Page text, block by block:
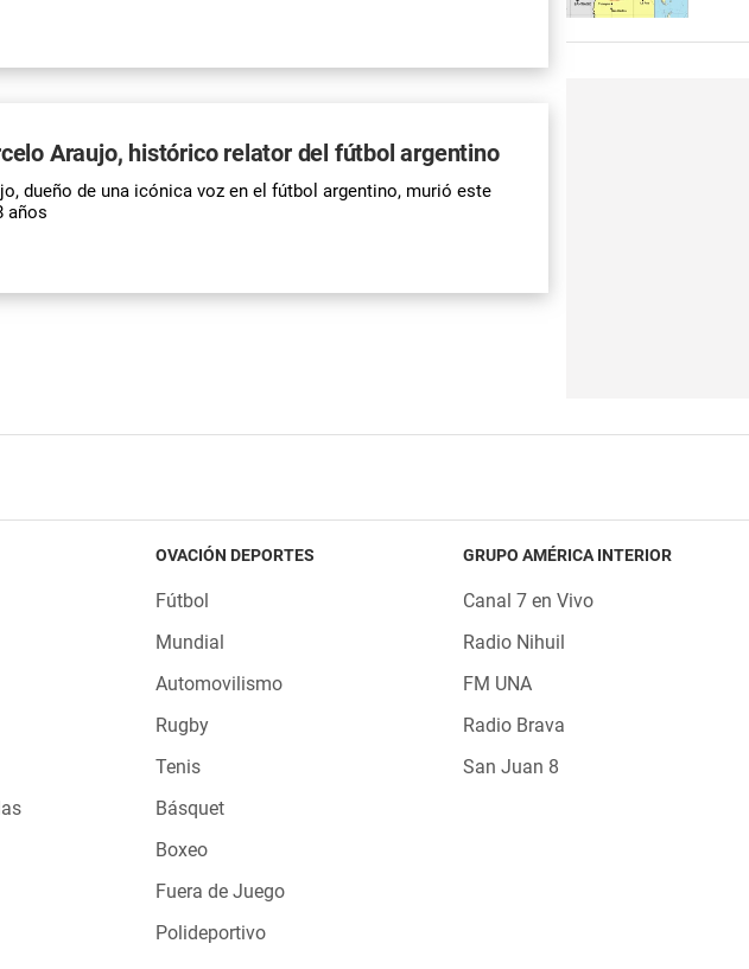
Araujo, histórico relator del fútbol argentino
dueño de una icónica voz en el fútbol argentino, murió este
años
OVACIÓN DEPORTES
Fútbol
Mundial
Automovilismo
Rugby
Tenis
Básquet
Boxeo
Fuera de Juego
Polideportivo
GRUPO AMÉRICA INTERIOR
Canal 7 en Vivo
Radio Nihuil
FM UNA
Radio Brava
San Juan 8